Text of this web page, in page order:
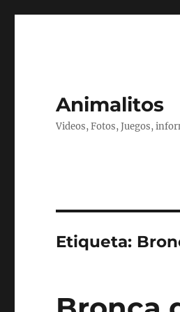
Animalitos
Videos, Fotos, Juegos,
Etiqueta: